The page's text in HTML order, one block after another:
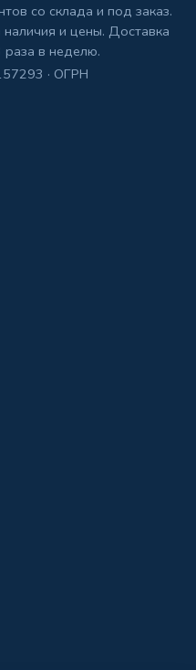
со склада и под заказ.
и цены. Доставка
раза в неделю.
· ОГРН